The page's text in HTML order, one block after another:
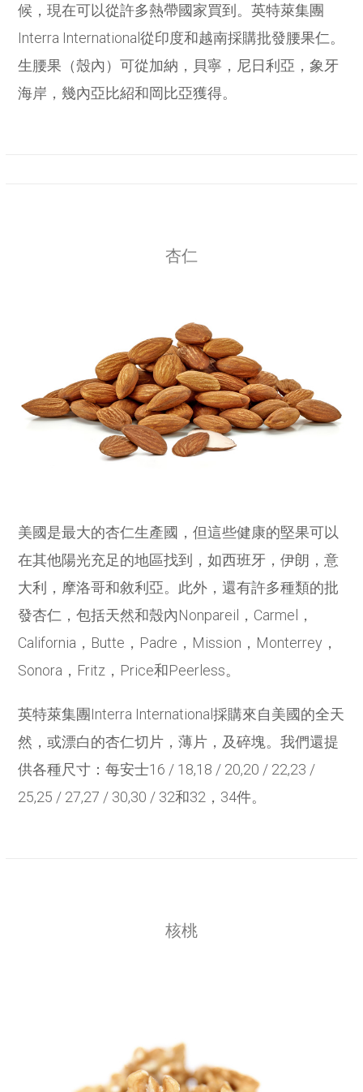
候，現在可以從許多熱帶國家買到。英特萊集團
Interra International從印度和越南採購批發腰果仁。
生腰果（殼內）可從加納，貝寧，尼日利亞，象牙
海岸，幾內亞比紹和岡比亞獲得。
杏仁
美國是最大的杏仁生產國，但這些健康的堅果可以
在其他陽光充足的地區找到，如西班牙，伊朗，意
大利，摩洛哥和敘利亞。此外，還有許多種類的批
發杏仁，包括天然和殼內Nonpareil，Carmel，
California，Butte，Padre，Mission，Monterrey，
Sonora，Fritz，Price和Peerless。
英特萊集團Interra International採購來自美國的全天
然，或漂白的杏仁切片，薄片，及碎塊。我們還提
供各種尺寸：每安士16 / 18,18 / 20,20 / 22,23 /
25,25 / 27,27 / 30,30 / 32和32，34件。
核桃